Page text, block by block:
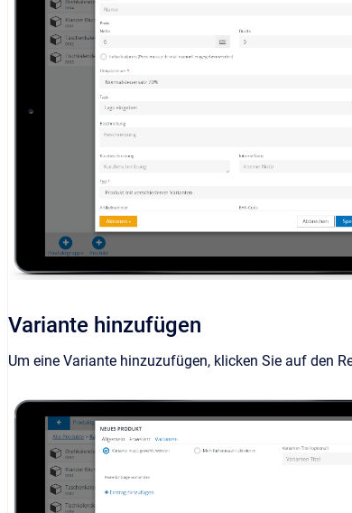
Variante hinzufügen
Um eine Variante hinzuzufügen, klicken Sie auf den